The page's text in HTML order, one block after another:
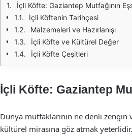
İçli Köfte: Gaziantep Mutfağının
İçli Köftenin Tarihçesi
Malzemeleri ve Hazırlanışı
İçli Köfte ve Kültürel Değer
İçli Köfte Çeşitleri
İçli Köfte: Gaziantep
Dünya mutfaklarının ne denli
kültürel mirasına göz atmak